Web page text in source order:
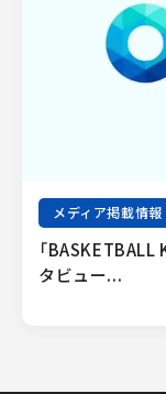
メディア掲載情報
「
タビュー...